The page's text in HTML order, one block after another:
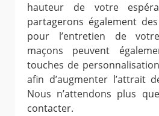
hauteur de votre
partagerons également
pour l’entretien de
maçons peuvent
touches de
afin d’augmenter l’attrait
Nous n’attendons plus
contacter.